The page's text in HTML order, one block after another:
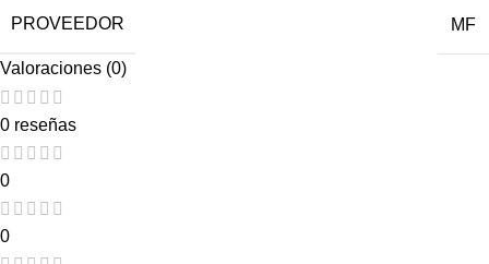
PROVEEDOR MF
Valoraciones (0)
0 reseñas
0
0